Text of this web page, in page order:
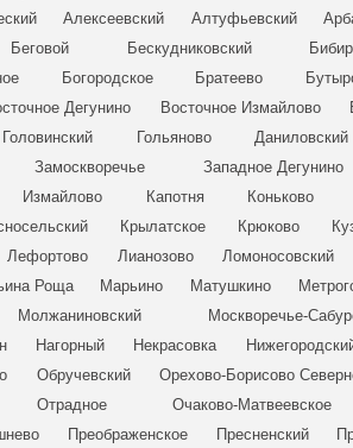
Алексеевский Алтуфьевский
Беговой Бескудниковский
Богородское Братеево
Дегунино Восточное Измайлово
Головинский Гольяново
Даниловский
Замоскворечье Западное Дегунино
Измайлово Капотня
Коньково
Крылатское Крюково
Лефортово Лианозово
Ломоносовский
Роща Марьино Матушкино
Молжаниновский
Москворечье-
Нагорный Некрасовка
Обручевский
Орехово-Борисово
Отрадное
Очаково-Матвеевское
Преображенское Пресненский